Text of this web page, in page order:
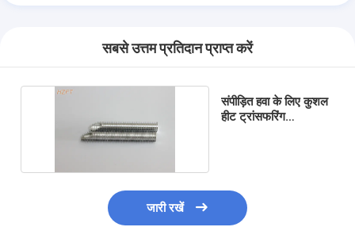
सबसे उत्तम प्रतिदान प्राप्त करें
संपीड़ित हवा के लिए कुशल
हीट ट्रांसफरिंग
जारी रखें